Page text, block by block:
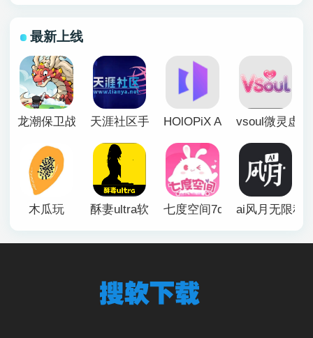
最新上线
龙潮保卫战 天涯社区手机版HOlOPiX AI手机版vsoul微灵虚
木瓜玩 酥妻ultra软件 七度空间7duapp正版
ai风月无限积